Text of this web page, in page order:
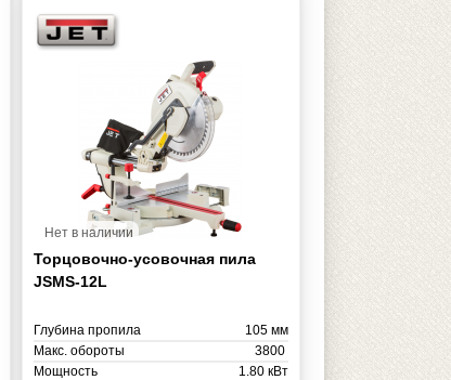
Нет в наличии
Торцовочно-усовочная пила
JSMS-12L
Глубина пропила
105 мм
Макс. обороты
3800
Мощность
1.80 кВт